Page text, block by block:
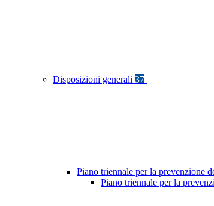
Disposizioni generali 37
Piano triennale per la prevenzione
Piano triennale per la